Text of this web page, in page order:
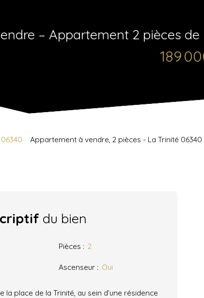
– Appartement 2 pièces
189
Appartement à vendre, 2 pièces - La Trinité 06340
du bien
Pièces : 2
Ascenseur : Oui
place de la Trinité, au sein d’une résidence